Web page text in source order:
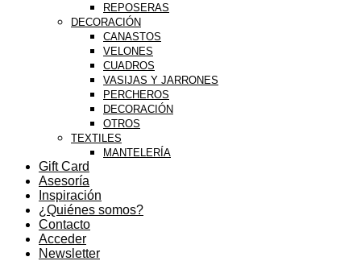
REPOSERAS
DECORACIÓN
CANASTOS
VELONES
CUADROS
VASIJAS Y JARRONES
PERCHEROS
DECORACIÓN
OTROS
TEXTILES
MANTELERÍA
Gift Card
Asesoría
Inspiración
¿Quiénes somos?
Contacto
Acceder
Newsletter